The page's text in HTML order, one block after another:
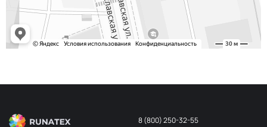
S248
Св.Бирюза
2400000683254
203/3
3Т.Бирюзовый
МП-20-203/3
(Т.Бирюзовый)
8 (800) 250-32-55